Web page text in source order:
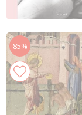
85%